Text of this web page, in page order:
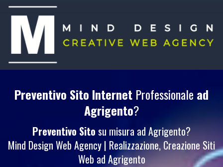
Preventivo Sito Internet Professionale ad
Agrigento?
Preventivo Sito su misura ad Agrigento?
Mind Design Web Agency | Realizzazione, Creazione Siti
Web ad Agrigento